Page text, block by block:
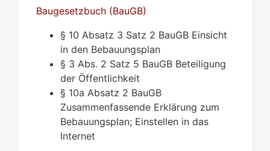
Baugesetzbuch (BauGB)
§ 10 Absatz 3 Satz 2 BauGB Einsicht
in den Bebauungsplan
§ 3 Abs. 2 Satz 5 BauGB Beteiligung
der Öffentlichkeit
§ 10a Absatz 2 BauGB
Zusammenfassende Erklärung zum
Bebauungsplan; Einstellen in das
Internet